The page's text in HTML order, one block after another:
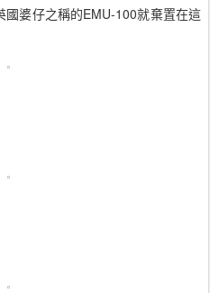
婆仔之稱的EMU-100就棄置在這